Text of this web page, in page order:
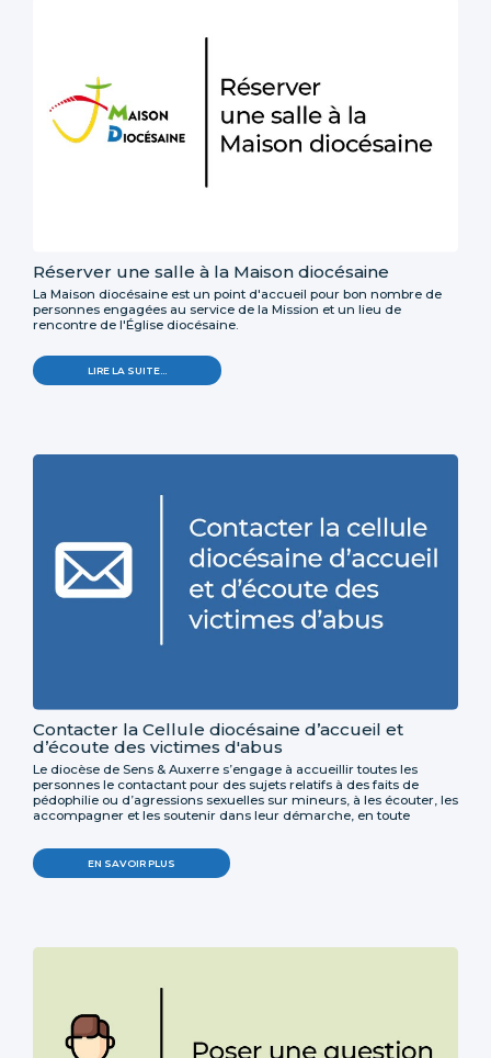
Réserver une salle à la Maison diocésaine
La Maison diocésaine est un point d'accueil pour bon nombre de
personnes engagées au service de la Mission et un lieu de
rencontre de l'Église diocésaine.
LIRE LA SUITE…
Contacter la Cellule diocésaine d’accueil et
d’écoute des victimes d'abus
Le diocèse de Sens & Auxerre s’engage à accueillir toutes les
personnes le contactant pour des sujets relatifs à des faits de
pédophilie ou d’agressions sexuelles sur mineurs, à les écouter, les
accompagner et les soutenir dans leur démarche, en toute
EN SAVOIR PLUS